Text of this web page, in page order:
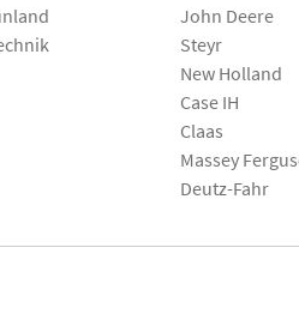
John Deere
Steyr
New Holland
Case IH
Claas
Massey
Deutz-Fahr